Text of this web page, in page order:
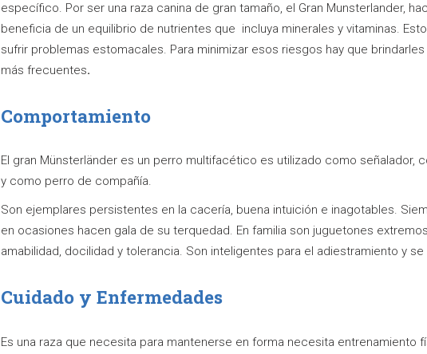
específico. Por ser una raza canina de gran tamaño, el Gran Munsterlander,
beneficia de un equilibrio de nutrientes que incluya minerales y vitaminas.
sufrir problemas estomacales. Para minimizar esos riesgos hay que
más frecuentes.
Comportamiento
El gran Münsterländer es un perro multifacético es utilizado como señalador,
y como perro de compañía.
Son ejemplares persistentes en la cacería, buena intuición e inagotables.
en ocasiones hacen gala de su terquedad. En familia son juguetones
amabilidad, docilidad y tolerancia. Son inteligentes para el adiestramiento y
Cuidado y Enfermedades
Es una raza que necesita para mantenerse en forma necesita entrenamiento